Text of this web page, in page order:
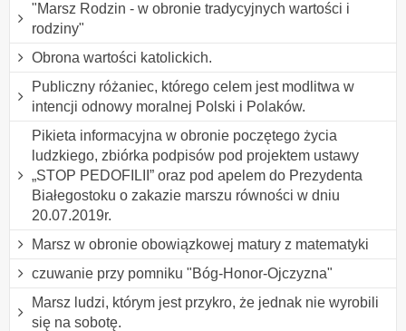
"Marsz Rodzin - w obronie tradycyjnych wartości i
rodziny"
Obrona wartości katolickich.
Publiczny różaniec, którego celem jest modlitwa w
intencji odnowy moralnej Polski i Polaków.
Pikieta informacyjna w obronie poczętego życia
ludzkiego, zbiórka podpisów pod projektem ustawy
„STOP PEDOFILII” oraz pod apelem do Prezydenta
Białegostoku o zakazie marszu równości w dniu
20.07.2019r.
Marsz w obronie obowiązkowej matury z matematyki
czuwanie przy pomniku "Bóg-Honor-Ojczyzna"
Marsz ludzi, którym jest przykro, że jednak nie wyrobili
się na sobotę.